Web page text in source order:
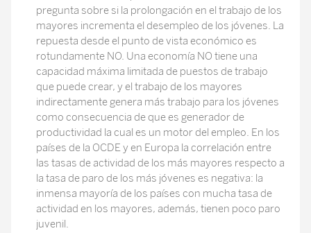
pregunta sobre si la prolongación en el trabajo de los
mayores incrementa el desempleo de los jóvenes. La
repuesta desde el punto de vista económico es
rotundamente NO. Una economía NO tiene una
capacidad máxima limitada de puestos de trabajo
que puede crear, y el trabajo de los mayores
indirectamente genera más trabajo para los jóvenes
como consecuencia de que es generador de
productividad la cual es un motor del empleo. En los
países de la OCDE y en Europa la correlación entre
las tasas de actividad de los más mayores respecto a
la tasa de paro de los más jóvenes es negativa: la
inmensa mayoría de los países con mucha tasa de
actividad en los mayores, además, tienen poco paro
juvenil.